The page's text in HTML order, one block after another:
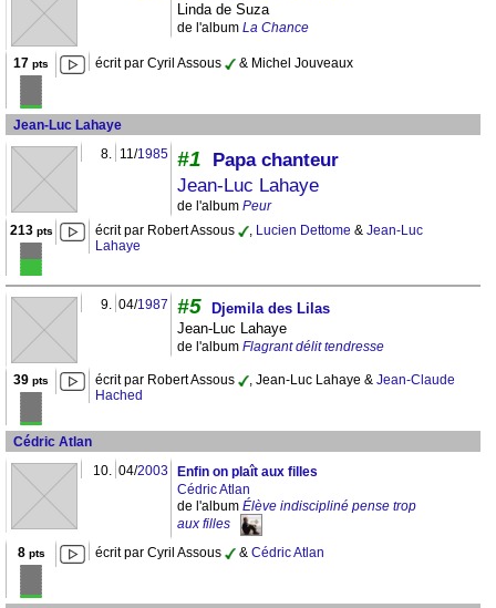
Linda de Suza
de l'album La Chance
17 pts écrit par Cyril Assous & Michel Jouveaux
Jean-Luc Lahaye
8. 11/1985 #1
Papa chanteur
Jean-Luc Lahaye
de l'album Peur
213pts écrit par Robert Assous , Lucien Dettome & Jean-Luc
Lahaye
9. 04/1987 #5
Djemila des Lilas
Jean-Luc Lahaye
de l'album Flagrant délit tendresse
39 pts écrit par Robert Assous , Jean-Luc Lahaye & Jean-Claude
Hached
Cédric Atlan
10. 04/2003
Enfin on plaît aux filles
Cédric Atlan
de l'album Élève indiscipliné pense trop
aux filles
8pts écrit par Cyril Assous & Cédric Atlan